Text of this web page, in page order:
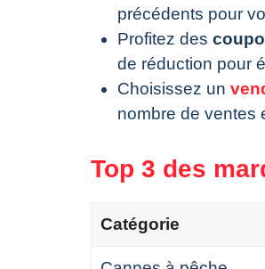
précédents pour
Profitez des
de réduction pour
Choisissez un
nombre de ventes
Top 3 des
Catégorie